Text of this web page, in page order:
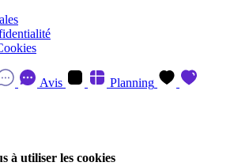
Avis
Planning
à utiliser les cookies